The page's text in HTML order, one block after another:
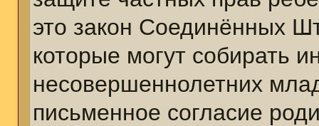
это закон Соединённых
которые могут собирать
несовершеннолетних
письменное согласие